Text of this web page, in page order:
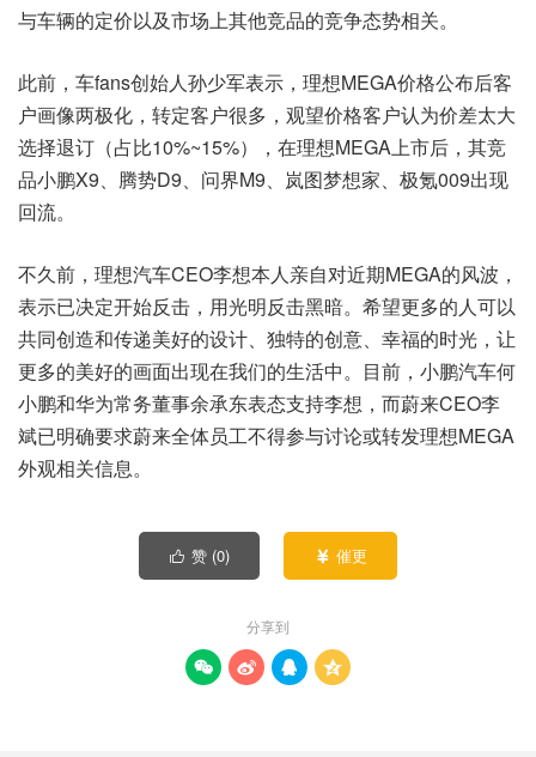
与车辆的定价以及市场上其他竞品的竞争态势相关。
此前，车fans创始人孙少军表示，理想MEGA价格公布后客
户画像两极化，转定客户很多，观望价格客户认为价差太大
选择退订（占比10%~15%），在理想MEGA上市后，其竞
品小鹏X9、腾势D9、问界M9、岚图梦想家、极氪009出现
回流。
不久前，理想汽车CEO李想本人亲自对近期MEGA的风波，
表示已决定开始反击，用光明反击黑暗。希望更多的人可以
共同创造和传递美好的设计、独特的创意、幸福的时光，让
更多的美好的画面出现在我们的生活中。目前，小鹏汽车何
小鹏和华为常务董事余承东表态支持李想，而蔚来CEO李
斌已明确要求蔚来全体员工不得参与讨论或转发理想MEGA
外观相关信息。
 赞 (0)  催更
分享到
   